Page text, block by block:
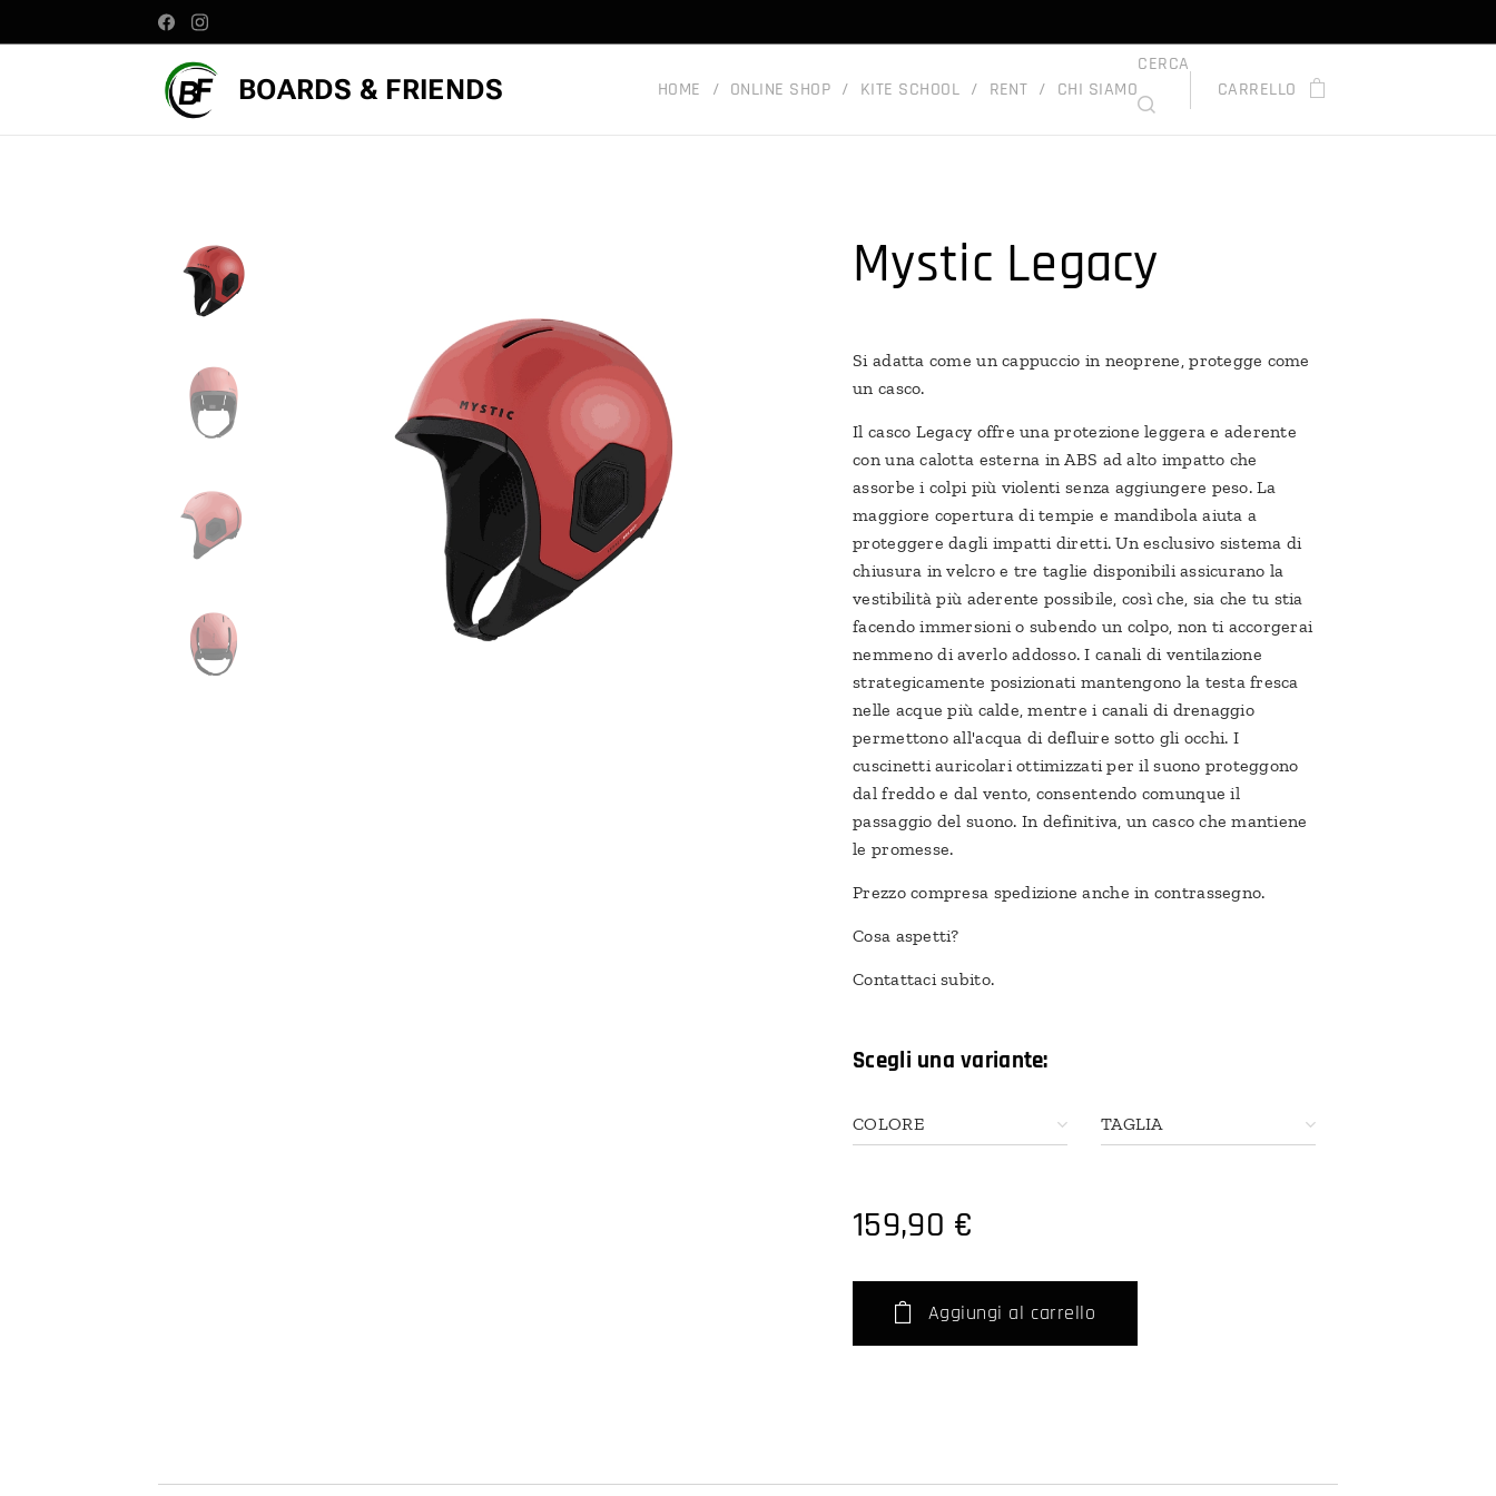
BOARDS & FRIENDS HOME ONLINE SHOP KITE SCHOOL RENT CHI SIAMO
CERCA
CARRELLO
Mystic Legacy
Si adatta come un cappuccio in neoprene, protegge come
un casco.
Il casco Legacy offre una protezione leggera e aderente
con una calotta esterna in ABS ad alto impatto che
assorbe i colpi più violenti senza aggiungere peso. La
maggiore copertura di tempie e mandibola aiuta a
proteggere dagli impatti diretti. Un esclusivo sistema di
chiusura in velcro e tre taglie disponibili assicurano la
vestibilità più aderente possibile, così che, sia che tu stia
facendo immersioni o subendo un colpo, non ti accorgerai
nemmeno di averlo addosso. I canali di ventilazione
strategicamente posizionati mantengono la testa fresca
nelle acque più calde, mentre i canali di drenaggio
permettono all'acqua di defluire sotto gli occhi. I
cuscinetti auricolari ottimizzati per il suono proteggono
dal freddo e dal vento, consentendo comunque il
passaggio del suono. In definitiva, un casco che mantiene
le promesse.
Prezzo compresa spedizione anche in contrassegno.
Cosa aspetti?
Contattaci subito.
Scegli una variante:
COLORE TAGLIA
159,90 €
Aggiungi al carrello